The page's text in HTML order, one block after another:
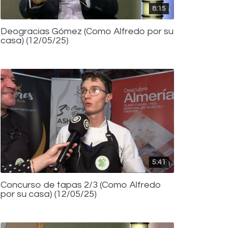
8:15
Deogracias Gómez (Como Alfredo por su
casa) (12/05/25)
5:41
Concurso de tapas 2/3 (Como Alfredo
por su casa) (12/05/25)